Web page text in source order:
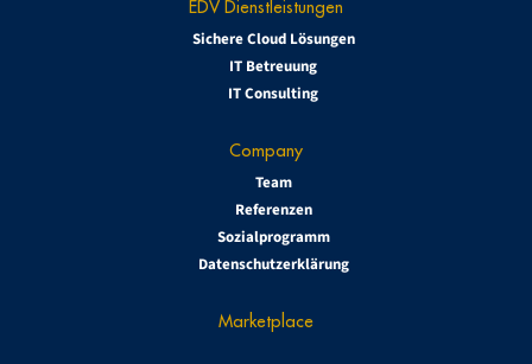
EDV Dienstleistungen
Sichere Cloud Lösungen
IT Betreuung
IT Consulting
Company
Team
Referenzen
Sozialprogramm
Datenschutzerklärung
Marketplace